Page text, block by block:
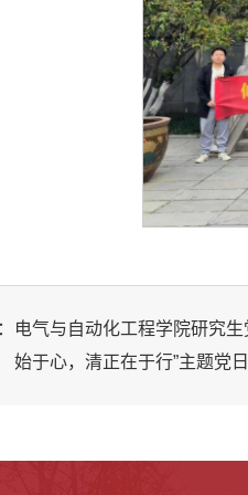
电气与自动化工程学院研究生
始于心，清正在于行”主题党